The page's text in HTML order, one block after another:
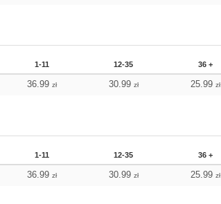
1-11 12-35 36 +
36.99 zł 30.99 zł 25.99 zł
1-11 12-35 36 +
36.99 zł 30.99 zł 25.99 zł